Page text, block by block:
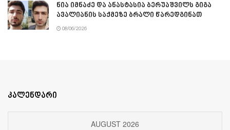
ნია იმნაძე და ანასტასია ბერუაშვილს გიგა
ავალიანის საქმეზე ბრალი წარედგინათ
08/06/2026
კალენდარი
AUGUST 2026